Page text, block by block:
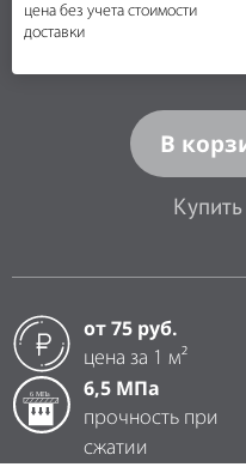
цена без учета стоимости
доставки
В
от 75 руб.
цена за 1 м²
6,5 МПа
прочность при
сжатии